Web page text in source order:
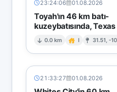
23:24:06 01.08.2026
Toyah'ın 46 km batı-
kuzeybatısında, Texas
0.0 km I 31.51, -
21:33:27 01.08.2026